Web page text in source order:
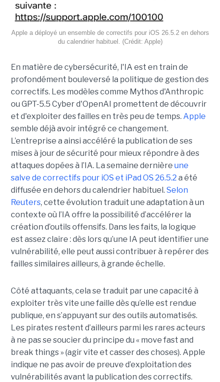
Apple a déployé un ensemble de correctifs pour iOS 26.5.2 en dehors
du calendrier habituel. (Crédit: Apple)
En matière de cybersécurité, l'IA est en train de
profondément bouleversé la politique de gestion des
correctifs. Les modèles comme Mythos d'Anthropic
ou GPT-5.5 Cyber d'OpenAI promettent de découvrir
et d'exploiter des failles en très peu de temps. Apple
semble déjà avoir intégré ce changement.
L’entreprise a ainsi accéléré la publication de ses
mises à jour de sécurité pour mieux répondre à des
attaques dopées à l’IA. La semaine dernière une
salve de correctifs pour iOS et iPad OS 26.5.2 a été
diffusée en dehors du calendrier habituel. Selon
Reuters, cette évolution traduit une adaptation à un
contexte où l’IA offre la possibilité d’accélérer la
création d’outils offensifs. Dans les faits, la logique
est assez claire : dès lors qu’une IA peut identifier une
vulnérabilité, elle peut aussi contribuer à repérer des
failles similaires ailleurs, à grande échelle.
Côté attaquants, cela se traduit par une capacité à
exploiter très vite une faille dès qu’elle est rendue
publique, en s’appuyant sur des outils automatisés.
Les pirates restent d’ailleurs parmi les rares acteurs
à ne pas se soucier du principe du « move fast and
break things » (agir vite et casser des choses). Apple
indique ne pas avoir de preuve d’exploitation des
vulnérabilités avant la publication des correctifs.